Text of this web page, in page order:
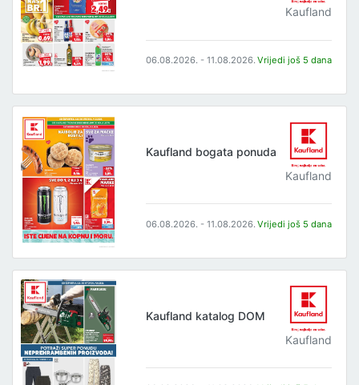
Kaufland
06.08.2026. - 11.08.2026. Vrijedi još 5 dana
Kaufland bogata ponuda
Kaufland
06.08.2026. - 11.08.2026. Vrijedi još 5 dana
Kaufland katalog DOM
Kaufland